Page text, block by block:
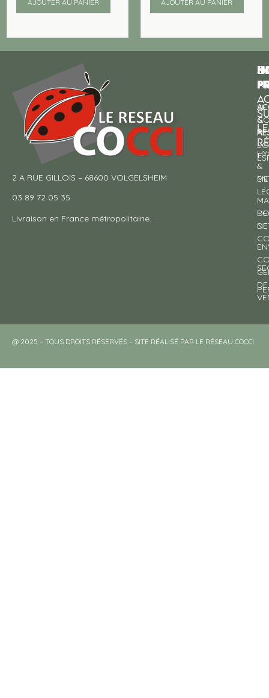
AJOUTER AU PANIER AJOUTER AU PANIER
2 A RUE GILLOIS – 68600 VOLGELSHEIM
03 89 72 05 35
Livraison en France métropolitaine.
&
&
DE
SE
À
DE
DE
!
@ 2025 – TOUS DROITS RÉSERVÉS – SITE RÉALISÉ PAR LE RÉSEAU COCCI